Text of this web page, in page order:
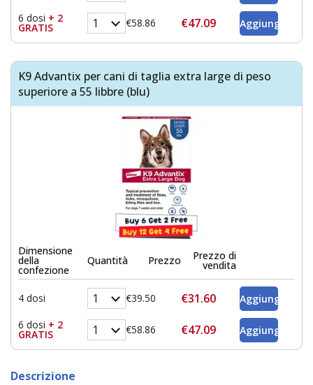
6 dosi + 2
GRATIS €58.86 €47.09
K9 Advantix per cani di taglia extra large di peso
superiore a 55 libbre (blu)
Dimensione
della
confezione
Quantità Prezzo Prezzo di
vendita
4 dosi €39.50 €31.60
6 dosi + 2
GRATIS €58.86 €47.09
Descrizione